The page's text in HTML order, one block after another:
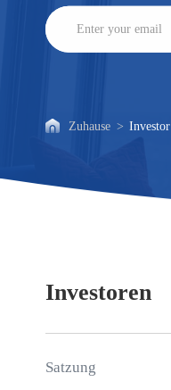
Zuhause > Investor
Investoren
Satzung